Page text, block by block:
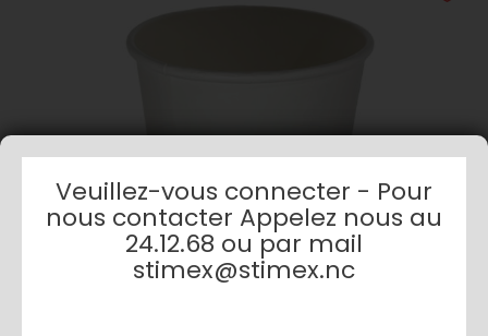
Veuillez-vous connecter - Pour
nous contacter Appelez nous au
24.12.68 ou par mail
stimex@stimex.nc